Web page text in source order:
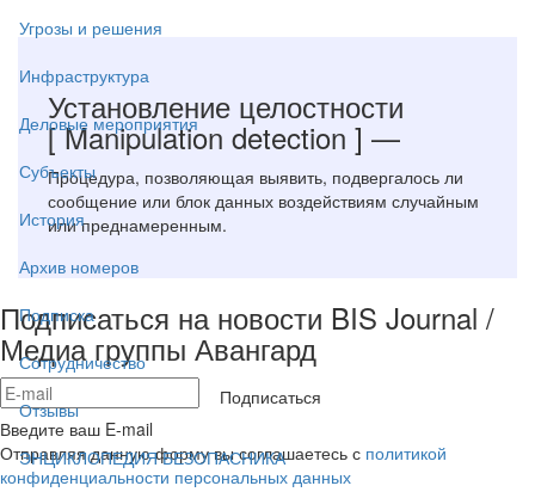
Угрозы и решения
Инфраструктура
Деловые мероприятия
Субъекты
История
Архив номеров
Подписка
Сотрудничество
Отзывы
ЭНЦИКЛОПЕДИЯ БЕЗОПАСНИКА
Установление целостности
[ Manipulation detection ] —
Процедура, позволяющая выявить, подвергалось ли
сообщение или блок данных воздействиям случайным
или преднамеренным.
Подписаться на новости BIS Journal /
Медиа группы Авангард
Подписаться
Введите ваш E-mail
Отправляя данную форму вы соглашаетесь с политикой
конфиденциальности персональных данных